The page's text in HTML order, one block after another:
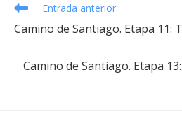
Leer
artículos
Entrada anterior
Camino de Santiago. Etapa 11:
Camino de Santiago. Etapa